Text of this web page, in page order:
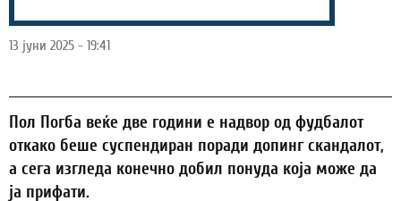
13 јуни 2025 - 19:41
Пол Погба веќе две години е надвор од фудбалот
откако беше суспендиран поради допинг скандалот,
а сега изгледа конечно добил понуда која може да
ја прифати.